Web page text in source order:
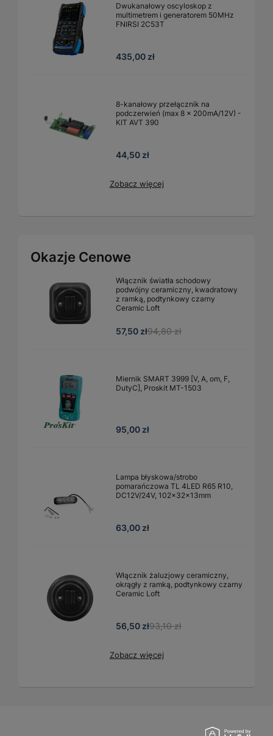
Dwukanałowy oscyloskop z
multimetrem i generatorem 50MHz
FNIRSI 2C53T
435,00 zł
8-kanałowy przełącznik na
podczerwień (max 8 x 200mA/12V) -
KIT AVT 390
44,50 zł
Zobacz więcej
Okazje Cenowe
Włącznik światła schodowy
podwójny ceramiczny, kwadratowy
z ramką, podtynkowy czarny
Ceramic Loft
57,50 zł94,80 zł
Miernik SMART 3999 [V, A, om, F,
DutyC], Proskit MT-1503
95,00 zł
Lampa błyskowa/strobo
pomarańczowa TL 4LED R65 R10,
DC12V/24V, 102x32x13mm
63,00 zł
Włącznik żaluzjowy ceramiczny,
okrągły z ramką, podtynkowy czarny
Ceramic Loft
56,50 zł93,10 zł
Zobacz więcej